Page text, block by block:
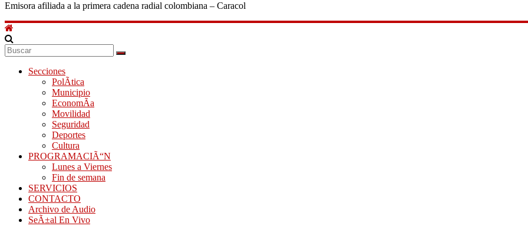
Emisora afiliada a la primera cadena radial colombiana – Caracol
Secciones
PolÃ­tica
Municipio
EconomÃ­a
Movilidad
Seguridad
Deportes
Cultura
PROGRAMACIÃ“N
Lunes a Viernes
Fin de semana
SERVICIOS
CONTACTO
Archivo de Audio
SeÃ±al En Vivo